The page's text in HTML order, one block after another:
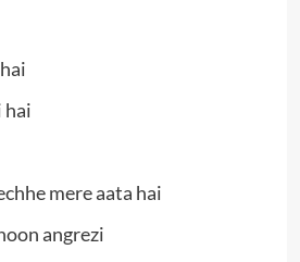
hai
mere aata hai
angrezi